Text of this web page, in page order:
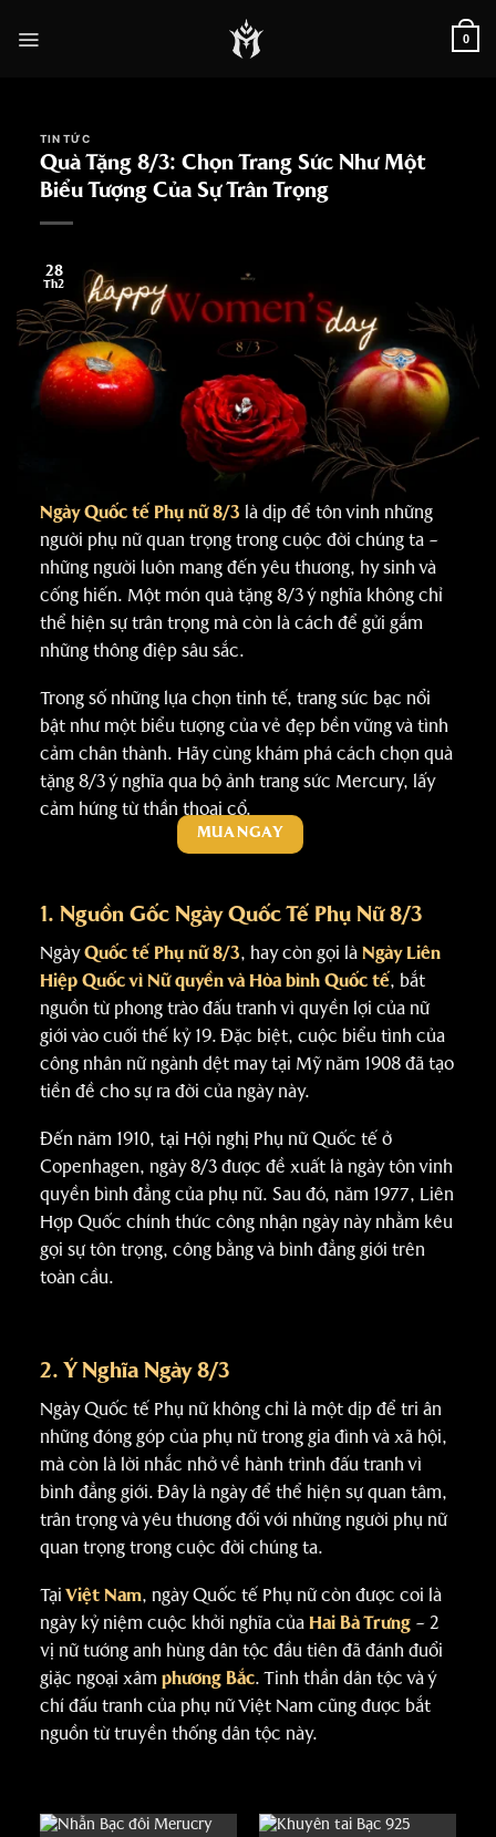
0
TIN TỨC
Quà Tặng 8/3: Chọn Trang Sức Như Một
Biểu Tượng Của Sự Trân Trọng
28
Th2
Ngày Quốc tế Phụ nữ 8/3 là dịp để tôn vinh những
người phụ nữ quan trọng trong cuộc đời chúng ta –
những người luôn mang đến yêu thương, hy sinh và
cống hiến. Một món quà tặng 8/3 ý nghĩa không chỉ
thể hiện sự trân trọng mà còn là cách để gửi gắm
những thông điệp sâu sắc.
Trong số những lựa chọn tinh tế, trang sức bạc nổi
bật như một biểu tượng của vẻ đẹp bền vững và tình
cảm chân thành. Hãy cùng khám phá cách chọn quà
tặng 8/3 ý nghĩa qua bộ ảnh trang sức Mercury, lấy
cảm hứng từ thần thoại cổ.
MUA NGAY
1. Nguồn Gốc Ngày Quốc Tế Phụ Nữ 8/3
NgàyQuốc tế Phụ nữ 8/3, hay còn gọi là Ngày Liên
Hiệp Quốc vì Nữ quyền và Hòa bình Quốc tế, bắt
nguồn từ phong trào đấu tranh vì quyền lợi của nữ
giới vào cuối thế kỷ 19. Đặc biệt, cuộc biểu tình của
công nhân nữ ngành dệt may tại Mỹ năm 1908 đã tạo
tiền đề cho sự ra đời của ngày này.
Đến năm 1910, tại Hội nghị Phụ nữ Quốc tế ở
Copenhagen, ngày 8/3 được đề xuất là ngày tôn vinh
quyền bình đẳng của phụ nữ. Sau đó, năm 1977, Liên
Hợp Quốc chính thức công nhận ngày này nhằm kêu
gọi sự tôn trọng, công bằng và bình đẳng giới trên
toàn cầu.
2. Ý Nghĩa Ngày 8/3
Ngày Quốc tế Phụ nữ không chỉ là một dịp để tri ân
những đóng góp của phụ nữ trong gia đình và xã hội,
mà còn là lời nhắc nhở về hành trình đấu tranh vì
bình đẳng giới. Đây là ngày để thể hiện sự quan tâm,
trân trọng và yêu thương đối với những người phụ nữ
quan trọng trong cuộc đời chúng ta.
Tại Việt Nam, ngày Quốc tế Phụ nữ còn được coi là
ngày kỷ niệm cuộc khởi nghĩa của Hai Bà Trưng – 2
vị nữ tướng anh hùng dân tộc đầu tiên đã đánh đuổi
giặc ngoại xâm phương Bắc. Tinh thần dân tộc và ý
chí đấu tranh của phụ nữ Việt Nam cũng được bắt
nguồn từ truyền thống dân tộc này.